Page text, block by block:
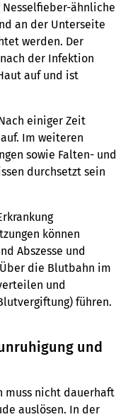
ähnliche
an der Unterseite
werden. Der
der Infektion
auf und ist
einiger Zeit
Im weiteren
sowie Falten- und
durchsetzt sein
können
Abszesse und
die Blutbahn im
und
führen.
und
muss nicht dauerhaft
auslösen. In der